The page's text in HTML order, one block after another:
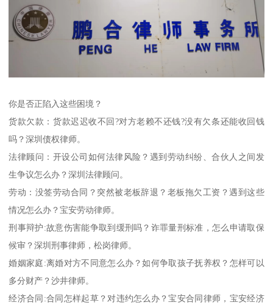
你是否正陷入这些困境？
货款欠款：货款迟迟收不回?对方老赖不还钱?没有欠条还能收回钱
吗？深圳债权律师。
法律顾问：开设公司如何法律风险？遇到劳动纠纷、合伙人之间发
生争议怎么办？深圳法律顾问。
劳动：没签劳动合同？突然被老板辞退？老板拖欠工资？遇到这些
情况怎么办？宝安劳动律师。
刑事辩护:故意伤害能争取到缓刑吗？诈罪量刑标准，怎么申请取保
候审？深圳刑事律师，松岗律师。
婚姻家庭:离婚对方不同意怎么办？如何争取孩子抚养权？怎样可以
多分财产？沙井律师。
经济合同:合同怎样起草？对违约怎么办？宝安合同律师，宝安经济